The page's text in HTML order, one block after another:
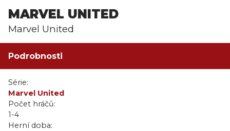
MARVEL UNITED
Marvel United
Podrobnosti
Série:
Marvel United
Počet hráčů:
1-4
Herní doba: